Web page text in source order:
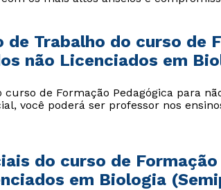
de Trabalho do curso de
não Licenciados em
curso de Formação Pedagógica para
você poderá ser professor nos
do curso de
em Biologia